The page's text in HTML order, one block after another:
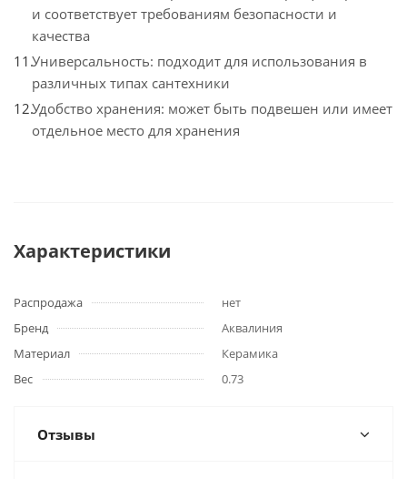
и соответствует требованиям безопасности и
качества
Универсальность: подходит для использования в
различных типах сантехники
Удобство хранения: может быть подвешен или имеет
отдельное место для хранения
Характеристики
Распродажа
нет
Бренд
Аквалиния
Материал
Керамика
Вес
0.73
Отзывы